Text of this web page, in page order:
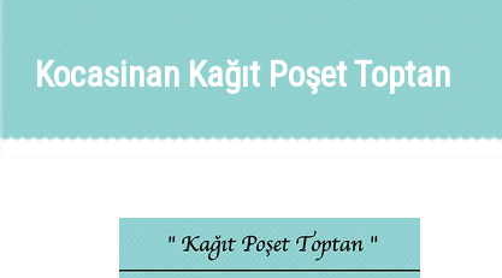
Kocasinan Kağıt Poşet Toptan